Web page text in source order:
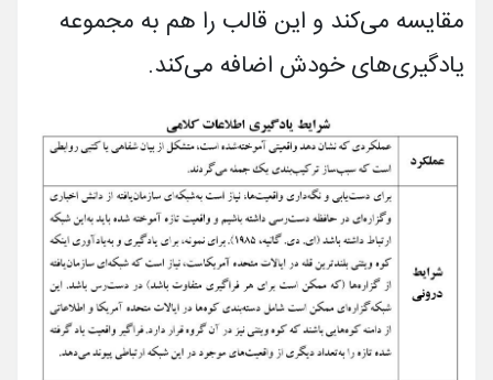
مقایسه می­‌کند و این قالب را هم به مجموعه
یادگیری‌­های خودش اضافه می‌کند.